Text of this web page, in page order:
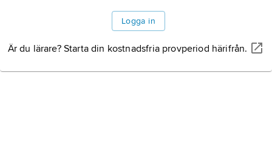
Logga in
Är du lärare? Starta din kostnadsfria provperiod härifrån.